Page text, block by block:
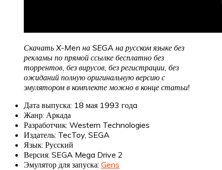
Скачать X-Men на SEGA на русском языке без
рекламы по прямой ссылке бесплатно без
торрентов, без вирусов, без регистрации, без
ожиданий полную оригинальную версию с
эмулятором в комплекте можно в конце статьи!
Дата выпуска: 18 мая 1993 годa
Жанр: Аркада
Разработчик: Western Technologies
Издатель: TecToy, SEGA
Язык: Русский
Версия: SEGA Mega Drive 2
Эмулятор для запуска: Gens